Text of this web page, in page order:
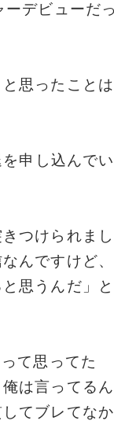
ーデビューだ
思ったことは
申し込んでい
つけられまし
んですけど、
思うんだ」と
て思ってた
は言ってるん
てブレてなか